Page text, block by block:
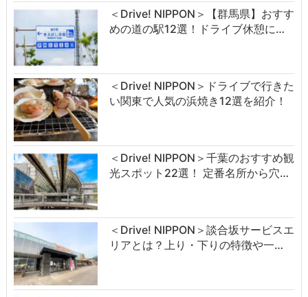
＜Drive! NIPPON＞【群馬県】おすす
めの道の駅12選！ドライブ休憩に…
＜Drive! NIPPON＞ドライブで行きた
い関東で人気の浜焼き12選を紹介！
＜Drive! NIPPON＞千葉のおすすめ観
光スポット22選！ 定番名所から穴…
＜Drive! NIPPON＞談合坂サービスエ
リアとは？上り・下りの特徴や一…